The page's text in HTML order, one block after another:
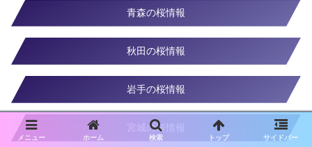
青森の桜情報
秋田の桜情報
岩手の桜情報
宮城の桜情報
メニュー ホーム 検索 トップ サイドバー